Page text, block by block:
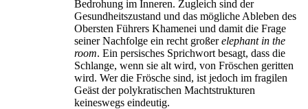
Bedrohung im Inneren. Zugleich sind der
Gesundheitszustand und das mögliche Ableben des
Obersten Führers Khamenei und damit die Frage
seiner Nachfolge ein recht großerelephant in the
room. Ein persisches Sprichwort besagt, dass die
Schlange, wenn sie alt wird, von Fröschen geritten
wird. Wer die Frösche sind, ist jedoch im fragilen
Geäst der polykratischen Machtstrukturen
keineswegs eindeutig.